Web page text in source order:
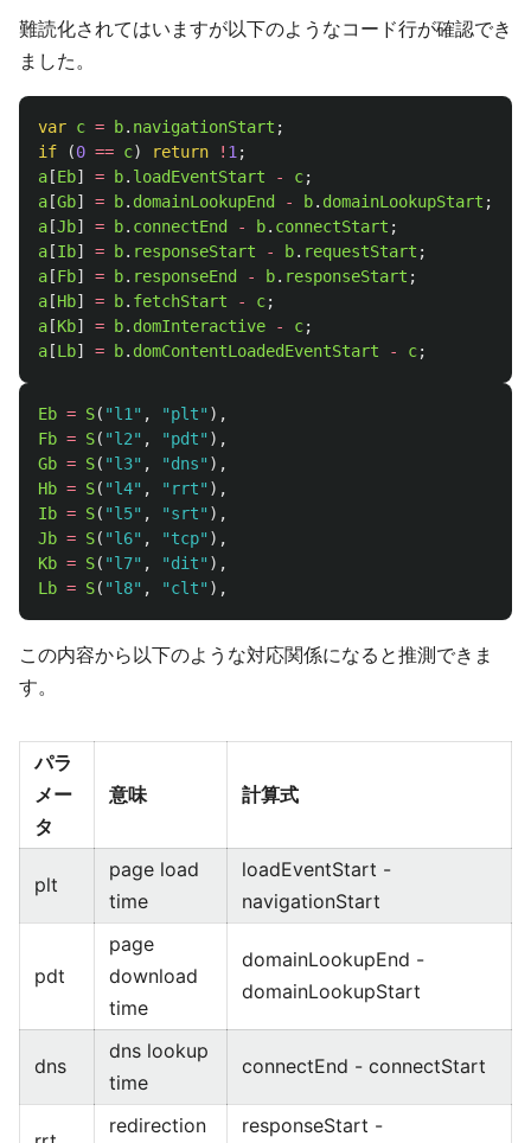
難読化されてはいますが以下のようなコード行が確認でき
ました。
var c = b. navigationStart ;
if
(0 == c) return ! 1 ;
a [Eb] = b. loadEventStart - c;
a [Gb] = b. domainLookupEnd - b. domainLookupStart ;
a [Jb] = b. connectEnd - b. connectStart ;
a [Ib] = b. responseStart - b. requestStart ;
a [Fb] = b. responseEnd - b. responseStart ;
a [Hb] = b. fetchStart - c;
a [Kb] = b. domInteractive - c;
a [Lb] = b. domContentLoadedEventStart - c;
Eb = S( "l1 " , "plt" ),
Fb = S( "l2" , "pdt" ),
Gb = S( "l3" , "dns" ),
Hb = S( "l4" , " rrt" ),
Ib = S( "l5" , "srt" ),
Jb = S( "l6" , "tcp" ),
Kb = S( "l7" , "dit" ),
Lb = S( "l8" , "clt" ),
この内容から以下のような対応関係になると推測できま
す。
パラ
メー
タ
意味 計算式
plt
page load
time
loadEventStart -
navigationStart
pdt
page
download
time
domainLookupEnd -
domainLookupStart
dns
dns lookup
time
connectEnd - connectStart
redirection responseStart -